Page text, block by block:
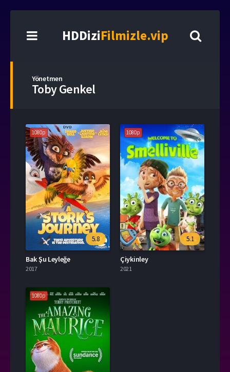
HDDiziFilmizle.vip
Yönetmen
Toby Genkel
1080p
5.8
Bak Şu Leyleğe
2017
1080p
5.1
Çiykinley
2021
1080p